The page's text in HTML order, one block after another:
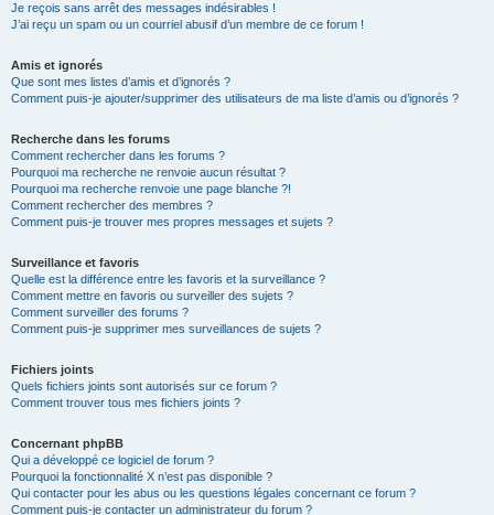
Je reçois sans arrêt des messages indésirables !
J’ai reçu un spam ou un courriel abusif d’un membre de ce forum !
Amis et ignorés
Que sont mes listes d’amis et d’ignorés ?
Comment puis-je ajouter/supprimer des utilisateurs de ma liste d’amis ou d’ignorés ?
Recherche dans les forums
Comment rechercher dans les forums ?
Pourquoi ma recherche ne renvoie aucun résultat ?
Pourquoi ma recherche renvoie une page blanche ?!
Comment rechercher des membres ?
Comment puis-je trouver mes propres messages et sujets ?
Surveillance et favoris
Quelle est la différence entre les favoris et la surveillance ?
Comment mettre en favoris ou surveiller des sujets ?
Comment surveiller des forums ?
Comment puis-je supprimer mes surveillances de sujets ?
Fichiers joints
Quels fichiers joints sont autorisés sur ce forum ?
Comment trouver tous mes fichiers joints ?
Concernant phpBB
Qui a développé ce logiciel de forum ?
Pourquoi la fonctionnalité X n’est pas disponible ?
Qui contacter pour les abus ou les questions légales concernant ce forum ?
Comment puis-je contacter un administrateur du forum ?